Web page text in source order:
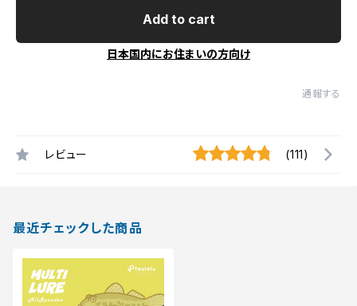
Add to cart
日本国内にお住まいの方向け
通報する
レビュー (111)
最近チェックした商品